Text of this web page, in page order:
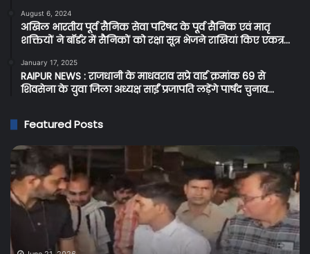
August 6, 2024
अखिल भारतीय पूर्व सैनिक सेवा परिषद के पूर्व सैनिक एवं मातृ
शक्तियों ने बॉर्डर में सैनिकों को रक्षा सूत्र भेजने राखियां किए एकत्र…
January 17, 2025
RAIPUR NEWS : राजधानी के माधवराव सप्रे वार्ड क्रमांक 69 से
शिवसेना के युवा जिला अध्यक्ष साईं प्रजापति लड़ेंगे पार्षद चुनाव…
Featured Posts
Cg
Breaking:
प्रदेश
के
बिजली
उपभोक्ताओं
को
June 15, 2026
में